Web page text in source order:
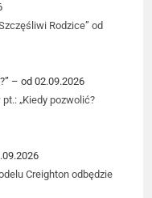
Rodzice” od
– od 02.09.2026
„Kiedy pozwolić?
Creighton odbędzie